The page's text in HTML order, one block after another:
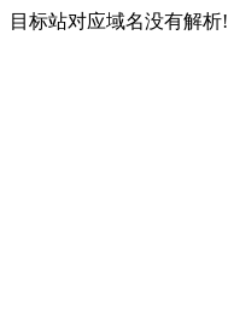
目标站对应域名没有解析!